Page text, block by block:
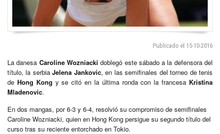
Publicado el 15-10-2016
La danesa Caroline Wozniacki doblegó este sábado a la defensora del
título, la serbiaJelena Jankovic, en las semifinales del torneo de tenis
de Hong Kong y se citó en la última ronda con la francesa Kristina
Mladenovic.
En dos mangas, por 6-3 y 6-4, resolvió su compromiso de semifinales
Caroline Wozniacki, quien en Hong Kong persigue su segundo título del
curso tras su reciente entorchado en Tokio.